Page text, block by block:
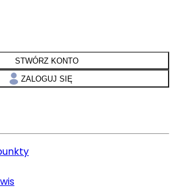
STWÓRZ KONTO
ZALOGUJ SIĘ